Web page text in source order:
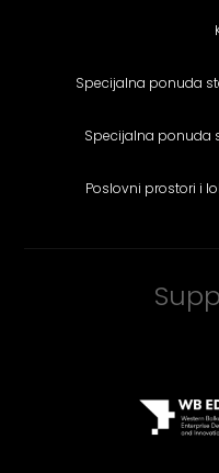
Specijalna ponuda
Specijalna ponuda
Poslovni prostori i